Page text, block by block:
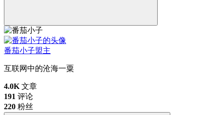
番茄小子盟主
互联网中的沧海一粟
4.0K 文章
191 评论
220 粉丝